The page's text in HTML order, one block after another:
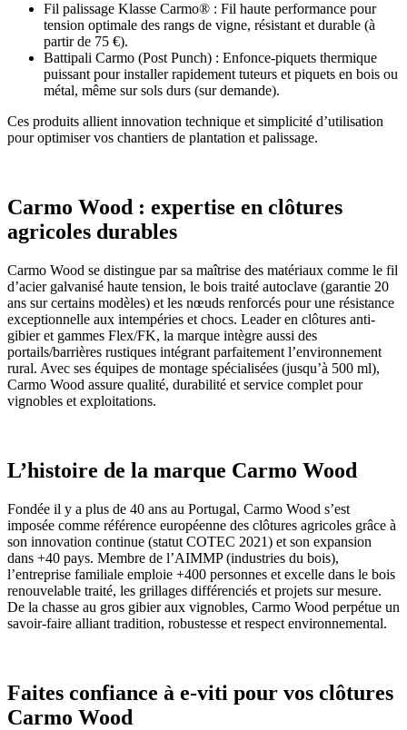
Fil palissage Klasse Carmo® : Fil haute performance pour
tension optimale des rangs de vigne, résistant et durable (à
partir de 75 €).
Battipali Carmo (Post Punch) : Enfonce-piquets thermique
puissant pour installer rapidement tuteurs et piquets en bois ou
métal, même sur sols durs (sur demande).
Ces produits allient innovation technique et simplicité d’utilisation
pour optimiser vos chantiers de plantation et palissage.
Carmo Wood : expertise en clôtures
agricoles durables
Carmo Wood se distingue par sa maîtrise des matériaux comme le fil
d’acier galvanisé haute tension, le bois traité autoclave (garantie 20
ans sur certains modèles) et les nœuds renforcés pour une résistance
exceptionnelle aux intempéries et chocs. Leader en clôtures anti-
gibier et gammes Flex/FK, la marque intègre aussi des
portails/barrières rustiques intégrant parfaitement l’environnement
rural. Avec ses équipes de montage spécialisées (jusqu’à 500 ml),
Carmo Wood assure qualité, durabilité et service complet pour
vignobles et exploitations.
L’histoire de la marque Carmo Wood
Fondée il y a plus de 40 ans au Portugal, Carmo Wood s’est
imposée comme référence européenne des clôtures agricoles grâce à
son innovation continue (statut COTEC 2021) et son expansion
dans +40 pays. Membre de l’AIMMP (industries du bois),
l’entreprise familiale emploie +400 personnes et excelle dans le bois
renouvelable traité, les grillages différenciés et projets sur mesure.
De la chasse au gros gibier aux vignobles, Carmo Wood perpétue un
savoir-faire alliant tradition, robustesse et respect environnemental.
Faites confiance à e-viti pour vos clôtures
Carmo Wood